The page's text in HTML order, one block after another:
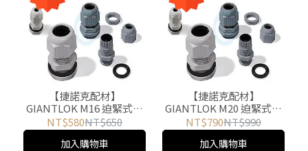
【捷諾克配材】
GIANTLOK M16 迫緊式電
纜固定頭 尼龍接頭 電線電
纜固定 公制牙規(黑)50入
NT$580NT$650
加入購物車
【捷諾克配材】
GIANTLOK M20 迫緊式電
纜固定頭 尼龍接頭 電線電
纜固定 公制牙規(黑)50入
NT$790NT$990
加入購物車